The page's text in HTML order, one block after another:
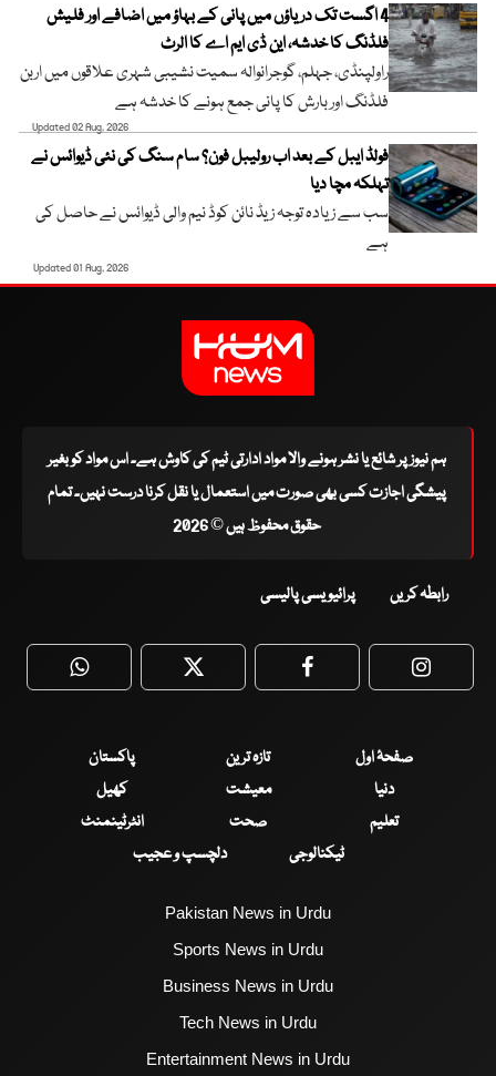
4 اگست تک دریاؤں میں پانی کے بہاؤ میں اضافے اور فلیش
فلڈنگ کا خدشہ، این ڈی ایم اے کا الرٹ
راولپنڈی، جہلم، گوجرانوالہ سمیت نشیبی شہری علاقوں میں اربن
فلڈنگ اور بارش کا پانی جمع ہونے کا خدشہ ہے
Updated 02 Aug, 2026
فولڈ ایبل کے بعد اب رولیبل فون؟ سام سنگ کی نئی ڈیوائس نے
تہلکہ مچا دیا
سب سے زیادہ توجہ زیڈ نائن کوڈ نیم والی ڈیوائس نے حاصل کی
ہے
Updated 01 Aug, 2026
ہم نیوز پر شائع یا نشر ہونے والا مواد ادارتی ٹیم کی کاوش ہے۔ اس مواد کو بغیر
پیشگی اجازت کسی بھی صورت میں استعمال یا نقل کرنا درست نہیں۔ تمام
حقوق محفوظ ہیں © 2026
رابطہ کریں پرائیویسی پالیسی
WhatsApp Twitter Facebook
صفحۂ اول تازہ ترین
پاکستان
دنیا
معیشت
کھیل
تعلیم
صحت
انٹرٹینمنٹ
ٹیکنالوجی
دلچسپ و عجیب
Pakistan News in Urdu
Sports News in Urdu
Business News in Urdu
Tech News in Urdu
Entertainment News in Urdu